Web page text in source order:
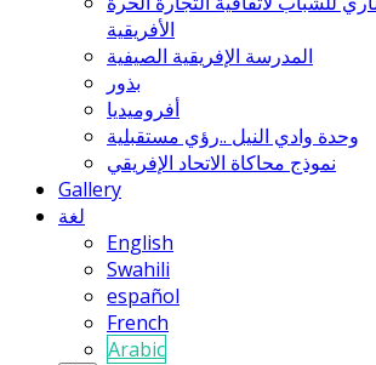
الأفريقية
المدرسة الإفريقية الصيفية
بذور
أفروميديا
وحدة وادي النيل ..رؤي مستقبلية
نموذج محاكاة الاتحاد الإفريقي
Gallery
لغة
English
Swahili
español
French
Arabic